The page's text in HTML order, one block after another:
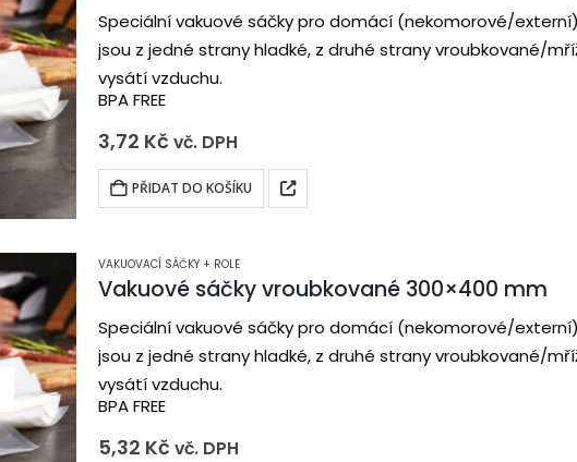
Speciální vakuové sáčky pro domácí (nekomorové/
jsou z jedné strany hladké, z druhé strany vroubkované/
vysátí vzduchu.
BPA FREE
3,72 Kč vč. DPH
PŘIDAT DO KOŠÍKU
VAKUOVACÍ SÁČKY + ROLE
Vakuové sáčky vroubkované 300×400 mm
Speciální vakuové sáčky pro domácí (nekomorové/
jsou z jedné strany hladké, z druhé strany vroubkované/
vysátí vzduchu.
BPA FREE
5,32 Kč vč. DPH